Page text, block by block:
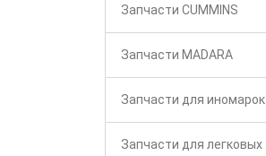
Запчасти CUMMINS
Запчасти MADARA
Запчасти для иномарок
Запчасти для легковых